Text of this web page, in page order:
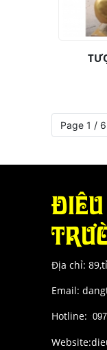
Page 1 / 6
Địa chỉ:
Email:
Hotline: :